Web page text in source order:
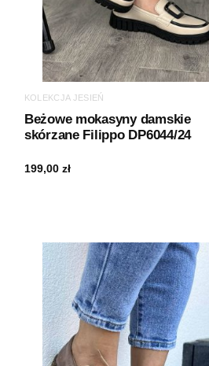
KOLEKCJA JESIEŃ
Beżowe mokasyny damskie
skórzane Filippo DP6044/24
199,00 zł